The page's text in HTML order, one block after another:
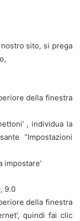
sito, si prega
della finestra
, individua la
“Impostazioni
impostare’
9.0
della finestra
quindi fai clic